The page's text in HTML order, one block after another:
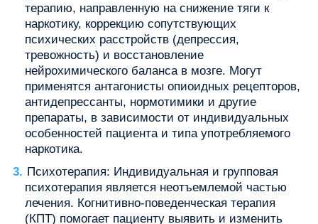
терапию, направленную на снижение тяги к
наркотику, коррекцию сопутствующих
психических расстройств (депрессия,
тревожность) и восстановление
нейрохимического баланса в мозге. Могут
применятся антагонисты опиоидных рецепторов,
антидепрессанты, нормотимики и другие
препараты, в зависимости от индивидуальных
особенностей пациента и типа употребляемого
наркотика.
Психотерапия: Индивидуальная и групповая
психотерапия является неотъемлемой частью
лечения. Когнитивно-поведенческая терапия
(КПТ) помогает пациенту выявить и изменить